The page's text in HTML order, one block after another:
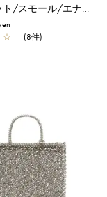
コンフェット/スモール/エナメルブラック
☆ (8件)